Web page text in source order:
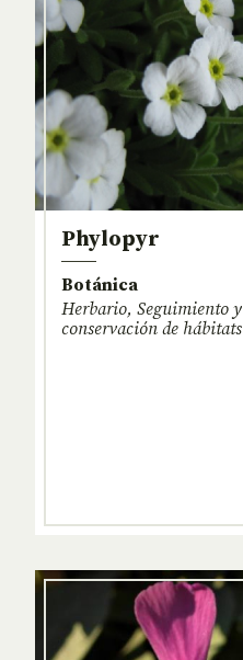
Phylopyr
Botánica
Herbario, Seguimiento y
conservación de hábitats